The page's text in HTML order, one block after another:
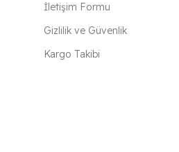
Gönder
İletişim Formu
Gizlilik ve Güvenlik
Kargo Takibi